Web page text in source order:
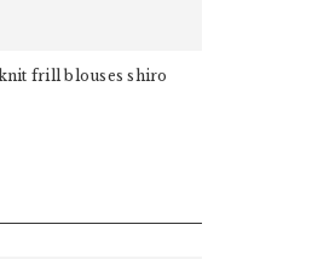
knit frill blouses shiro